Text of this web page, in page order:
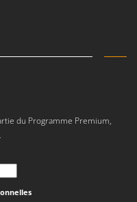
du Programme Premium,
.